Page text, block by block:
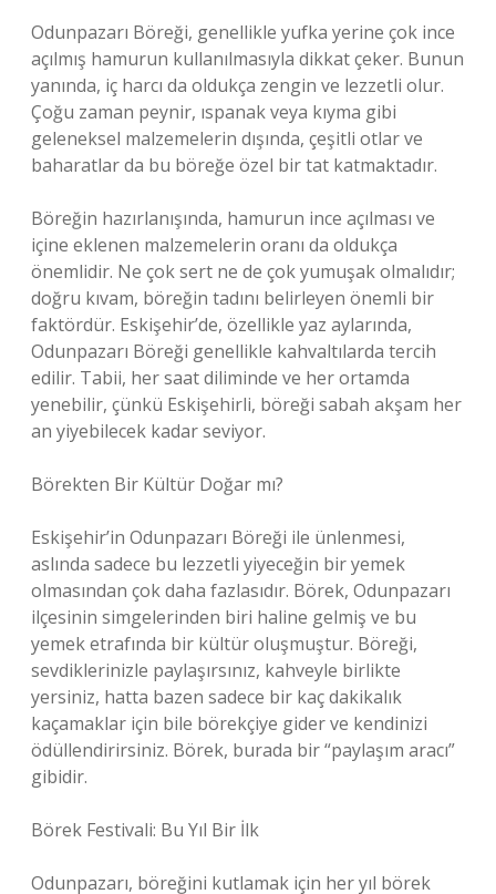
Odunpazarı Böreği, genellikle yufka yerine çok ince
açılmış hamurun kullanılmasıyla dikkat çeker. Bunun
yanında, iç harcı da oldukça zengin ve lezzetli olur.
Çoğu zaman peynir, ıspanak veya kıyma gibi
geleneksel malzemelerin dışında, çeşitli otlar ve
baharatlar da bu böreğe özel bir tat katmaktadır.
Böreğin hazırlanışında, hamurun ince açılması ve
içine eklenen malzemelerin oranı da oldukça
önemlidir. Ne çok sert ne de çok yumuşak olmalıdır;
doğru kıvam, böreğin tadını belirleyen önemli bir
faktördür. Eskişehir’de, özellikle yaz aylarında,
Odunpazarı Böreği genellikle kahvaltılarda tercih
edilir. Tabii, her saat diliminde ve her ortamda
yenebilir, çünkü Eskişehirli, böreği sabah akşam her
an yiyebilecek kadar seviyor.
Börekten Bir Kültür Doğar mı?
Eskişehir’in Odunpazarı Böreği ile ünlenmesi,
aslında sadece bu lezzetli yiyeceğin bir yemek
olmasından çok daha fazlasıdır. Börek, Odunpazarı
ilçesinin simgelerinden biri haline gelmiş ve bu
yemek etrafında bir kültür oluşmuştur. Böreği,
sevdiklerinizle paylaşırsınız, kahveyle birlikte
yersiniz, hatta bazen sadece bir kaç dakikalık
kaçamaklar için bile börekçiye gider ve kendinizi
ödüllendirirsiniz. Börek, burada bir “paylaşım aracı”
gibidir.
Börek Festivali: Bu Yıl Bir İlk
Odunpazarı, böreğini kutlamak için her yıl börek